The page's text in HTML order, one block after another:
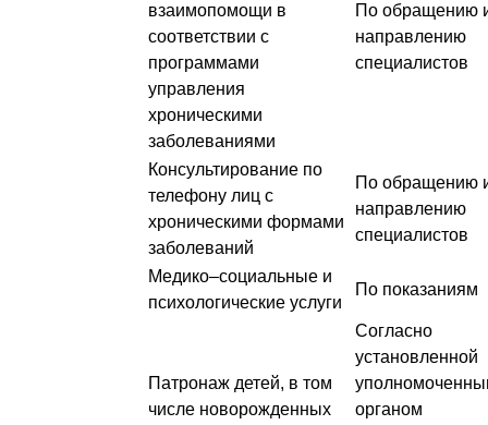
взаимопомощи в
соответствии с
программами
управления
хроническими
заболеваниями
По обращению
направлению
специалистов
Консультирование по
телефону лиц с
хроническими формами
заболеваний
По обращению
направлению
специалистов
Медико–социальные и
психологические услуги
По показаниям
Патронаж детей, в том
числе новорожденных
Согласно
установленной
органом